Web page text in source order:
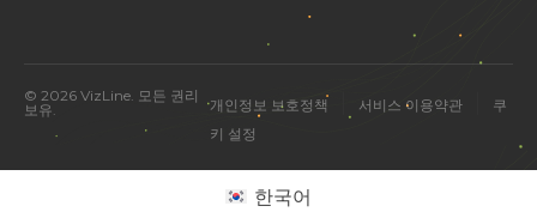
© 2026 VizLine. 모든 권리
보유.
개인정보 보호정책 서비스 이용약관
쿠
키 설정
미국 진출 관련 궁금한 점을 물어보세요.
한국어